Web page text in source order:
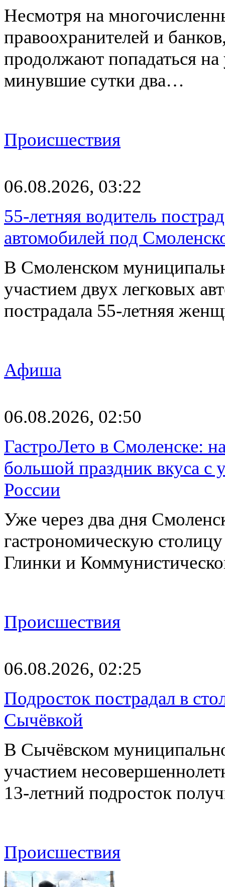
Несмотря на
правоохранителей и
продолжают попадаться
минувшие сутки два…
Происшествия
06.08.2026, 03:22
55-летняя водитель
автомобилей под
В Смоленском
участием двух легковых
пострадала 55-летняя
Афиша
06.08.2026, 02:50
ГастроЛето в Смоленске:
большой праздник вкуса с
России
Уже через два дня
гастрономическую
Глинки и
Происшествия
06.08.2026, 02:25
Подросток пострадал в
Сычёвкой
В Сычёвском
участием
13-летний подросток
Происшествия